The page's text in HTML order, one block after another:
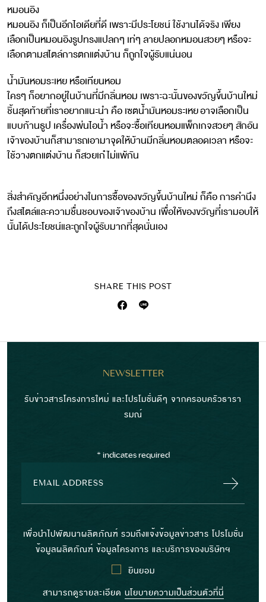
หมอนอิง
หมอนอิง ก็เป็นอีกไอเดียที่ดี เพราะมีประโยชน์ ใช้งานได้จริง เพียง
เลือกเป็นหมอนอิงรูปทรงแปลกๆ เท่ๆ ลายปลอกหมอนสวยๆ หรือจะ
เลือกตามสไตล์การตกแต่งบ้าน ก็ถูกใจผู้รับแน่นอน
น้ำมันหอมระเหย หรือเทียนหอม
ใครๆ ก็อยากอยู่ในบ้านที่มีกลิ่นหอม เพราะฉะนั้นของขวัญขึ้นบ้านใหม่
ชิ้นสุดท้ายที่เราอยากแนะนำ คือ เซตน้ำมันหอมระเหย อาจเลือกเป็น
แบบก้านธูป เครื่องพ่นไอน้ำ หรือจะซื้อเทียนหอมแพ็กเกจสวยๆ สักอัน
เจ้าของบ้านก็สามารถเอามาจุดให้บ้านมีกลิ่นหอมตลอดเวลา หรือจะ
ใช้วางตกแต่งบ้าน ก็สวยเก๋ไม่แพ้กัน
สิ่งสำคัญอีกหนึ่งอย่างในการซื้อของขวัญขึ้นบ้านใหม่ ก็คือ การคำนึง
ถึงสไตล์และความชื่นชอบของเจ้าของบ้าน เพื่อให้ของขวัญที่เรามอบให้
นั้นได้ประโยชน์และถูกใจผู้รับมากที่สุดนั่นเอง
SHARE THIS POST
NEWSLETTER
รับข่าวสารโครงการใหม่ และโปรโมชั่นดีๆ จากครอบครัวธารา
รมณ์
* indicates required
เพื่อนำไปพัฒนาผลิตภัณฑ์ รวมถึงแจ้งข้อมูลข่าวสาร โปรโมชั่น
ข้อมูลผลิตภัณฑ์ ข้อมูลโครงการ และบริการของบริษัทฯ
ยินยอม
สามารถดูรายละเอียด นโยบายความเป็นส่วนตัวที่นี่